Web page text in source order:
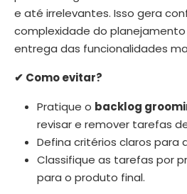
e até irrelevantes. Isso gera
complexidade do
entrega das funcionalidades
✔ Como evitar?
Pratique o backlog
revisar e remover tarefas
Defina critérios claros para
Classifique as tarefas por
para o produto final.